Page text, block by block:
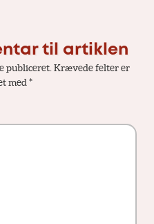
til artiklen
publiceret. Krævede felter er
med *